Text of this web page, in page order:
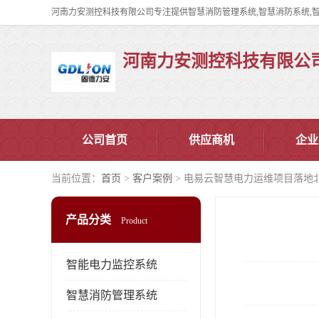
河南力安测控科技有限公
公司首页 供应商机 企
当前位置： 首页 > 客户案例 > 电易云智慧电力运维项目落地
产品分类 Product
智能电力监控系统
智慧消防管理系统